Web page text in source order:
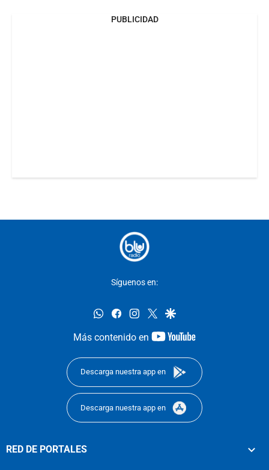
PUBLICIDAD
Síguenos en:
whatsappfacebookinstagram
twittergoogle
Más contenido en
youtube-
Descarga nuestra app en
Descarga nuestra app en
RED DE PORTALES